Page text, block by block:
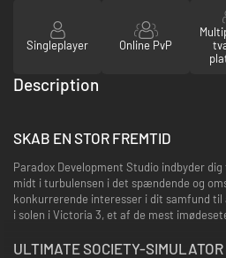
Singleplayer Online PvP
Description
SKAB EN STOR FREMTID
Paradox Development Studio indbyder
midt i turbulensen i det spændende og
konkurrerende interesser i dit samfund til
i solen i Victoria 3, et af de mest
ULTIMATE SOCIETY-SIMULATOR